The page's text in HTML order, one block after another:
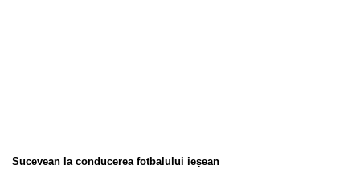
Sucevean la conducerea fotbalului ieșean